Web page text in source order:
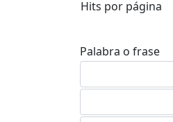
Hits por página
Palabra o frase